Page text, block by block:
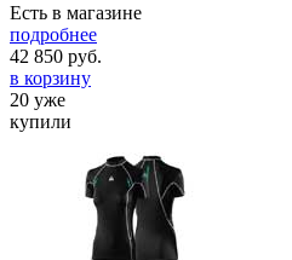
Есть в магазине
подробнее
42 850 руб.
в корзину
20 уже
купили